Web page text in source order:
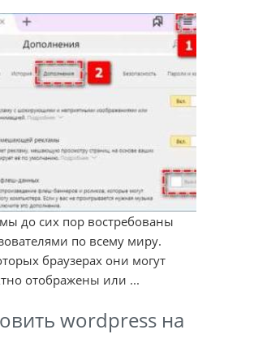
до сих пор востребованы
по всему миру.
браузерах они могут
отображены или ...
wordpress на